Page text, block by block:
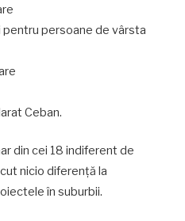
pentru persoane de vârsta
Ceban.
din cei 18 indiferent de
nicio diferență la
în suburbii.